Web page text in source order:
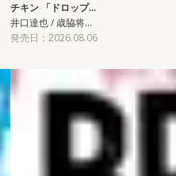
チキン 「ドロップ…
井口達也 / 歳脇将…
発売日：2026.08.06